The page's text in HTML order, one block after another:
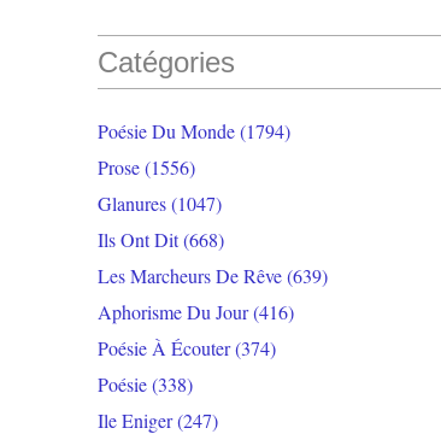
Catégories
Poésie Du Monde(1794)
Prose(1556)
Glanures(1047)
Ils Ont Dit(668)
Les Marcheurs De Rêve(639)
Aphorisme Du Jour(416)
Poésie À Écouter(374)
Poésie(338)
Ile Eniger(247)